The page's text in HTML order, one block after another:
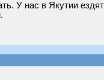
У нас в Якутии